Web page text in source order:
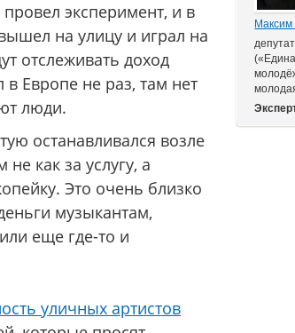
эксперимент, и в
на улицу и играл на
отслеживать доход
Европе не раз, там нет
люди.
останавливался возле
как за услугу, а
Это очень близко
музыкантам,
еще где-то и
уличных артистов